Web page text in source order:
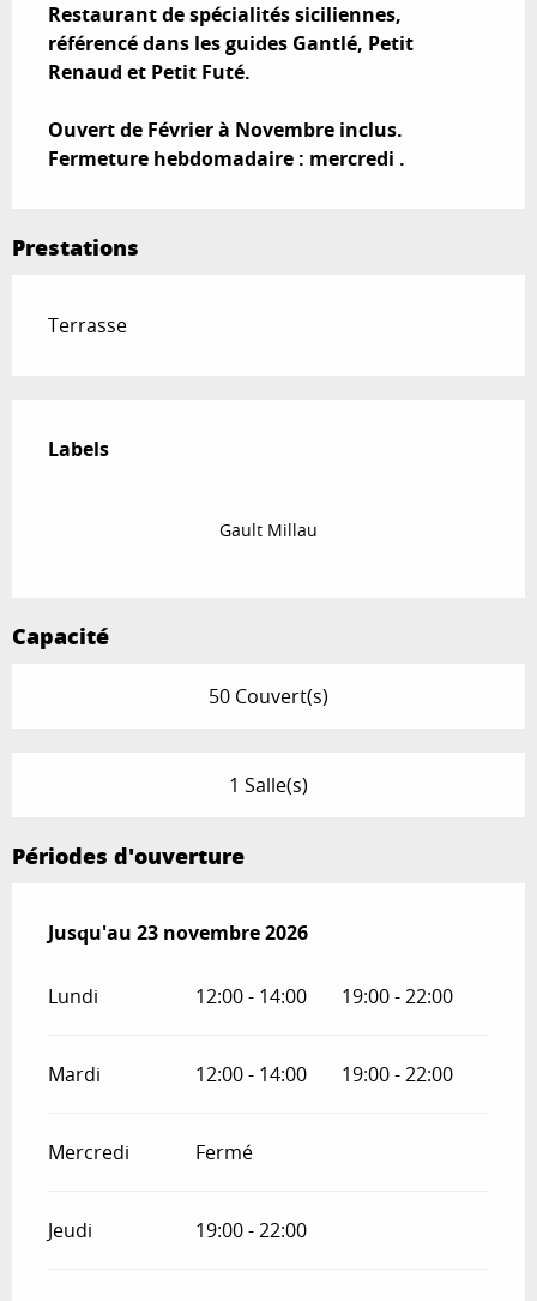
Restaurant de spécialités siciliennes,
référencé dans les guides Gantlé, Petit
Renaud et Petit Futé.
Ouvert de Février à Novembre inclus.
Fermeture hebdomadaire : mercredi .
Prestations
Terrasse
Labels
Labels
Gault Millau
Capacité
50 Couvert(s)
1 Salle(s)
Périodes d'ouverture
Du1 février 2026au23 novembre 2026
Jusqu'au 23 novembre 2026
Lundi 12:00 - 14:00 19:00 - 22:00
Mardi 12:00 - 14:00 19:00 - 22:00
Mercredi Fermé
Jeudi 19:00 - 22:00